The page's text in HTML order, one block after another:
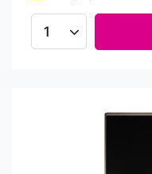
Ilość produktów